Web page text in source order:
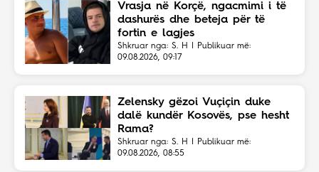
Vrasja në Korçë, ngacmimi i të
dashurës dhe beteja për të
fortin e lagjes
Shkruar nga: S. H | Publikuar më:
09.08.2026, 09:17
Zelensky gëzoi Vuçiçin duke
dalë kundër Kosovës, pse hesht
Rama?
Shkruar nga: S. H | Publikuar më:
09.08.2026, 08:55